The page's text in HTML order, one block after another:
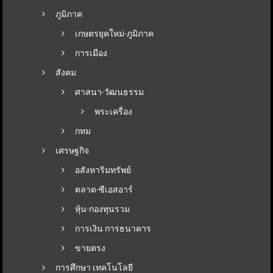
ภูมิภาค
เกษตรยุคใหม่-ภูมิภาค
การเมือง
สังคม
ศาสนา-วัฒนธรรม
พระเครื่อง
กทม
เศรษฐกิจ
อสังหาริมทรัพย์
ตลาด-ซีเอสอาร์
หุ้น-กองทุนรวม
การเงิน การธนาคาร
ขายตรง
การศึกษา เทคโนโลยี